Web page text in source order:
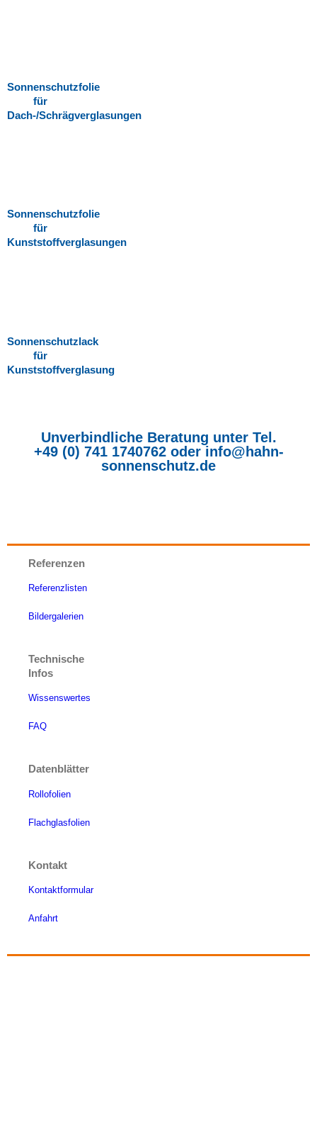
Sonnenschutzfolie
für
Dach-/Schrägverglasungen
Sonnenschutzfolie
für
Kunststoffverglasungen
Sonnenschutzlack
für
Kunststoffverglasung
Unverbindliche Beratung unter Tel.
+49 (0) 741 1740762oder info@hahn-
sonnenschutz.de
Referenzen
Referenzlisten
Bildergalerien
Technische
Infos
Wissenswertes
FAQ
Datenblätter
Rollofolien
Flachglasfolien
Kontakt
Kontaktformular
Anfahrt